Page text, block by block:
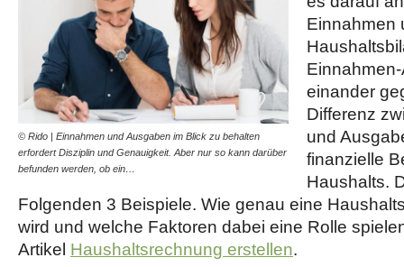
© Rido | Einnahmen und Ausgaben im Blick zu behalten
erfordert Disziplin und Genauigkeit. Aber nur so kann darüber
befunden werden, ob ein…
Einnahmen
einander
Differenz
und
finanzielle
Haushalts.
Folgenden 3 Beispiele. Wie genau eine
wird und welche Faktoren dabei eine Rolle
Artikel Haushaltsrechnung erstellen.